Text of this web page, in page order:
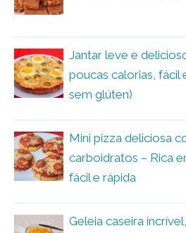
Jantar leve e
poucas calorias, fácil
sem glúten)
Mini pizza deliciosa
carboidratos – Rica
fácil e rápida
Geleia caseira